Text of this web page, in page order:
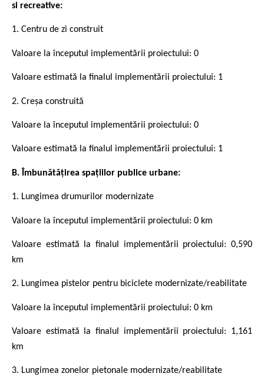
si recreative:
1. Centru de zi construit
Valoare la începutul implementării proiectului: 0
Valoare estimată la finalul implementării proiectului: 1
2. Creșa construită
Valoare la începutul implementării proiectului: 0
Valoare estimată la finalul implementării proiectului: 1
B. Îmbunătățirea spațiilor publice urbane:
1. Lungimea drumurilor modernizate
Valoare la începutul implementării proiectului: 0 km
Valoare estimată la finalul implementării proiectului: 0,590
km
2. Lungimea pistelor pentru biciclete modernizate/reabilitate
Valoare la începutul implementării proiectului: 0 km
Valoare estimată la finalul implementării proiectului: 1,161
km
3. Lungimea zonelor pietonale modernizate/reabilitate